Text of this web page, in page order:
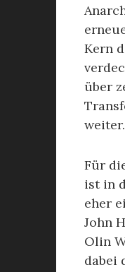
Kern
über
weiter.
Für
ist in
eher
John
Olin
dabei